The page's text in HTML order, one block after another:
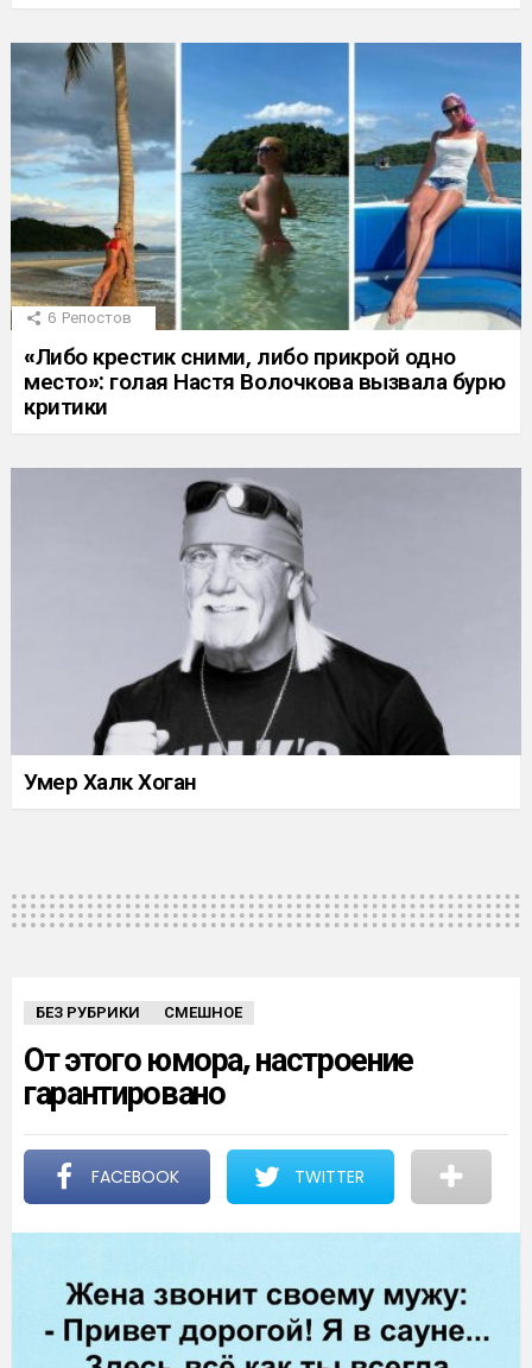
6 Репостов
«Либо крестик сними, либо прикрой одно
место»: голая Настя Волочкова вызвала бурю
критики
Умер Халк Хоган
БЕЗ РУБРИКИ СМЕШНОЕ
От этого юмора, настроение
гарантировано
FACEBOOK TWITTER